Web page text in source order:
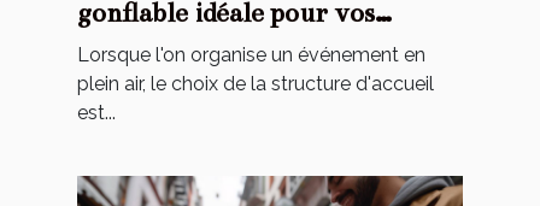
gonflable idéale pour vos
événements
Lorsque l'on organise un événement en
plein air, le choix de la structure d'accueil
est...